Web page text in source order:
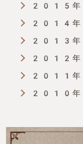
2015年
2014年
2013年
2012年
2011年
2010年